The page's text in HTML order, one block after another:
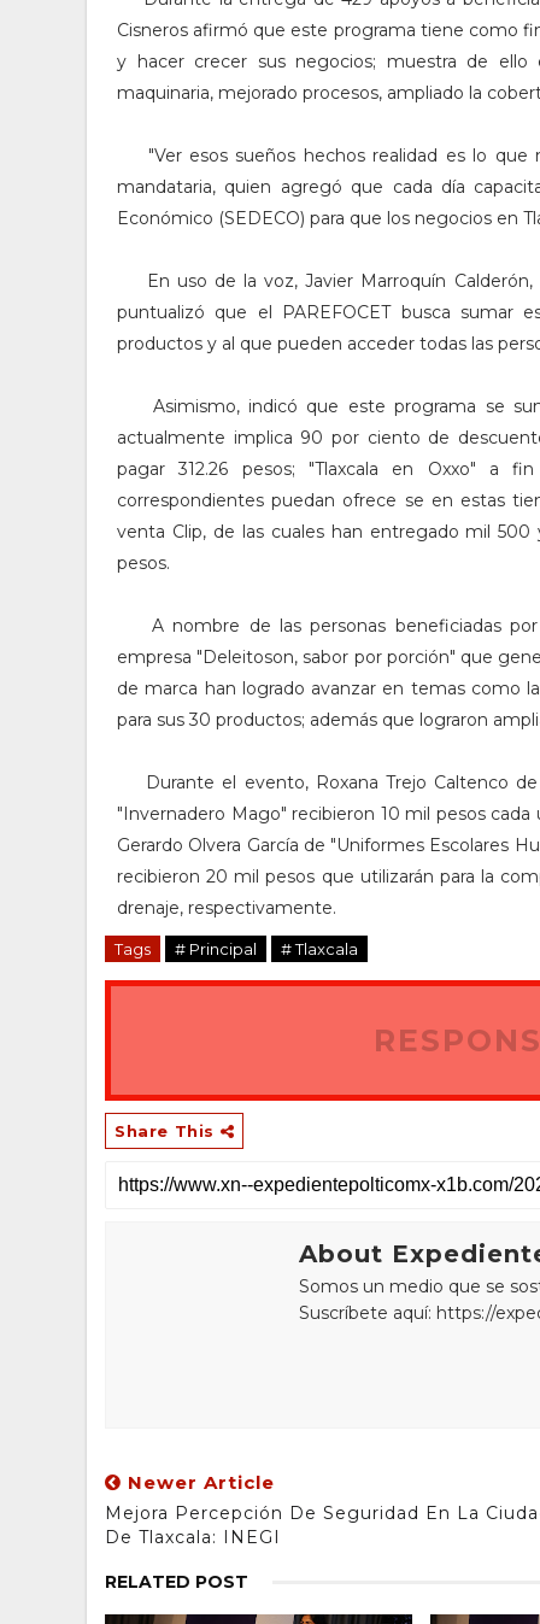
Cisneros afirmó que este programa tiene como
y hacer crecer sus negocios; muestra de
maquinaria, mejorado procesos, ampliado la
"Ver esos sueños hechos realidad es lo
mandataria, quien agregó que cada día
Económico (SEDECO) para que los negocios en
En uso de la voz, Javier Marroquín
puntualizó que el PAREFOCET busca
productos y al que pueden acceder todas las
Asimismo, indicó que este programa se
actualmente implica 90 por ciento de
pagar 312.26 pesos; "Tlaxcala en Oxxo" a
correspondientes puedan ofrece se en estas
venta Clip, de las cuales han entregado mil
pesos.
A nombre de las personas beneficiadas
empresa "Deleitoson, sabor por porción" que
de marca han logrado avanzar en temas como
para sus 30 productos; además que lograron
Durante el evento, Roxana Trejo Caltenco
"Invernadero Mago" recibieron 10 mil pesos
Gerardo Olvera García de "Uniformes Escolares
recibieron 20 mil pesos que utilizarán para la
drenaje, respectivamente.
Tags # Principal # Tlaxcala
Share This
About
Somos un medio que se
Suscríbete aquí: https://
Newer Article
Mejora Percepción De Seguridad En La
De Tlaxcala: INEGI
RELATED POST